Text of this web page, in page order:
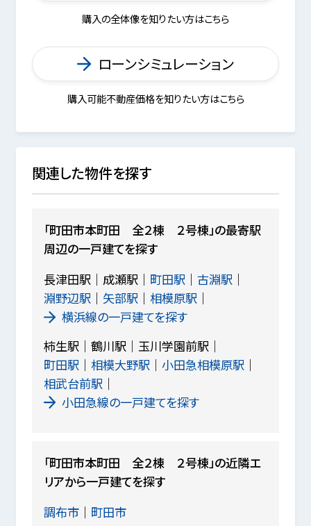
購入の全体像を知りたい方はこちら
ローンシミュレーション
購入可能不動産価格を知りたい方はこちら
関連した物件を探す
「町田市本町田 全２棟 ２号棟」の最寄駅
周辺の一戸建てを探す
長津田駅
成瀬駅 町田駅
古淵駅
淵野辺駅
矢部駅
相模原駅
横浜線の一戸建てを探す
柿生駅
鶴川駅
玉川学園前駅
町田駅
相模大野駅
小田急相模原駅
相武台前駅
小田急線の一戸建てを探す
「町田市本町田 全２棟 ２号棟」の近隣エ
リアから一戸建てを探す
調布市
町田市